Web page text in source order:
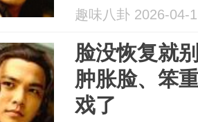
趣味八卦 2026-04-
脸没恢复就
肿胀脸、笨
戏了